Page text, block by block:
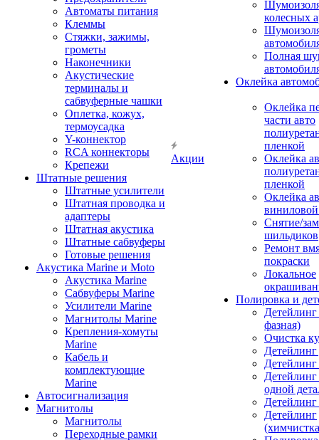
Автоматы питания
Клеммы
Стяжки, зажимы,
грометы
Наконечники
Акустические
терминалы и
сабвуферные чашки
Оплетка, кожух,
термоусадка
Y-коннектор
RCA коннекторы
Крепежи
Штатные решения
Штатные усилители
Штатная проводка и
адаптеры
Штатная акустика
Штатные сабвуферы
Готовые решения
Акустика Marine и Moto
Акустика Marine
Сабвуферы Marine
Усилители Marine
Магнитолы Marine
Крепления-хомуты
Marine
Кабель и
комплектующие
Marine
Автосигнализация
Магнитолы
Магнитолы
Переходные рамки
Акции
колесных
Полная
Оклейка
Оклейка
части авто
пленкой
Оклейка
пленкой
Оклейка
Снятие/
шильдиков
Ремонт
покраски
Локальное
Полировка и
фазная)
Очистка
Детейлинг
одной
Детейлинг